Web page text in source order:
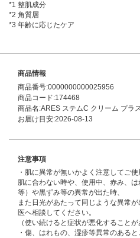
*1 整肌成分
*2 角質層
*3 年齢に応じたケア
商品情報
商品番号:0000000000025956
商品コード:174468
商品名:ARES ステムC クリーム プラ
お届け目安:2026-08-13
注意事項
・肌に異常が無いかよく注意してご使
肌に合わない時や、使用中、赤み、
等）や黒ずみ等の異常が出た時、
また日光があたって同じような異常
医へ相談してください。
（使い続けると症状が悪化することが
・傷、はれもの、湿疹等異常のある